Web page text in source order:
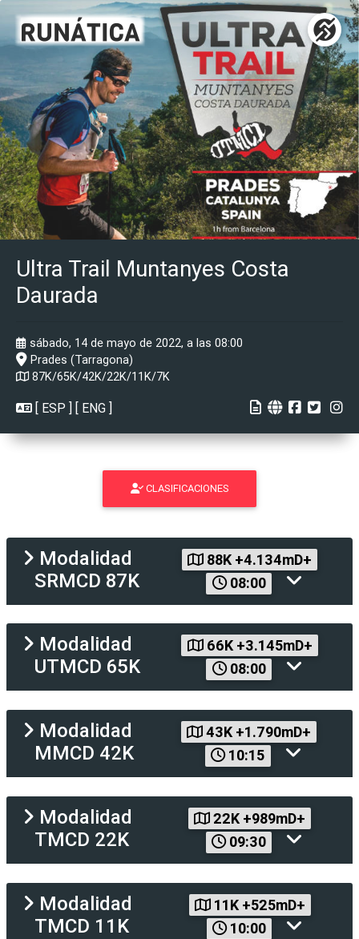
Ultra Trail Muntanyes Costa
Daurada
sábado, 14 de mayo de 2022, a las 08:00
Prades (Tarragona)
87K/65K/42K/22K/11K/7K
[ ESP ] [ ENG ]
CLASIFICACIONES
Modalidad
SRMCD 87K
88K +4.134mD+
08:00
Modalidad
UTMCD 65K
66K +3.145mD+
08:00
Modalidad
MMCD 42K
43K +1.790mD+
10:15
Modalidad
TMCD 22K
22K +989mD+
09:30
Modalidad
TMCD 11K
11K +525mD+
10:00